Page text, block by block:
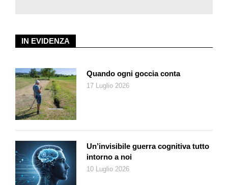
di mercato, ciò che a volte rende le trattative più difficili per noi
discutere su un piano di parità con una controparte trasparente
e informata.
Quali sono le conseguenze di questa collaborazione sulla
vita quotidiana dei contadini?
Credo che a loro dia soprattutto la sicurezza di poter vendere il
loro riso a un prezzo interessante, nonché equo. Inoltre, il
nostro progetto contribuisce indubbiamente a limitare l’esodo
dalle campagne. Infatti, se i raccolti hanno un valore che dà ai
contadini la possibilità di guadagnarsi la vita, essi preferiscono
restare sulle loro terre e dedicare le loro energie a coltivarle.
IN EVIDENZA
Quando ogni goccia conta
17 Luglio 2026
Un’invisibile guerra cognitiva tutto
intorno a noi
10 Luglio 2026